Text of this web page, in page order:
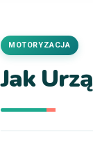
Jak
MOTORYZACJA